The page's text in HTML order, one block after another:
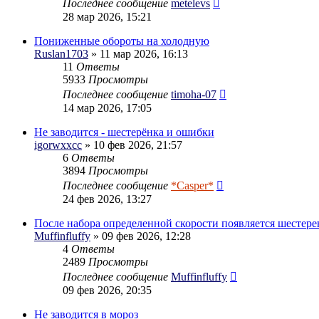
Последнее сообщение metelevs
28 мар 2026, 15:21
Пониженные обороты на холодную
Ruslan1703 » 11 мар 2026, 16:13
11 Ответы
5933 Просмотры
Последнее сообщение timoha-07
14 мар 2026, 17:05
Не заводится - шестерёнка и ошибки
igorwxxcc » 10 фев 2026, 21:57
6 Ответы
3894 Просмотры
Последнее сообщение *Casper*
24 фев 2026, 13:27
После набора определенной скорости появляется
Muffinfluffy » 09 фев 2026, 12:28
4 Ответы
2489 Просмотры
Последнее сообщение Muffinfluffy
09 фев 2026, 20:35
Не заводится в мороз